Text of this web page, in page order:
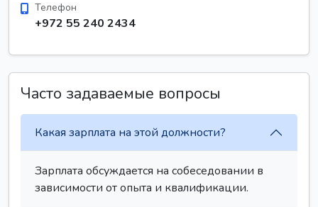
Телефон
+972 55 240 2434
Часто задаваемые вопросы
Какая зарплата на этой должности?
Зарплата обсуждается на собеседовании в
зависимости от опыта и квалификации.